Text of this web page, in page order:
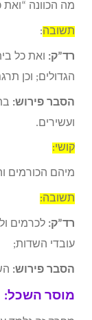
מה הכוונה “ואת
תשובה:
רד”ק: ואת כל
הגדולים; וכן
הסבר פירוש:
ועשירים.
קושי:
מיהם הכורמים
תשובה:
רד”ק: לכרמים
עובדי השדות;
הסבר פירוש:
מוסר השכל: